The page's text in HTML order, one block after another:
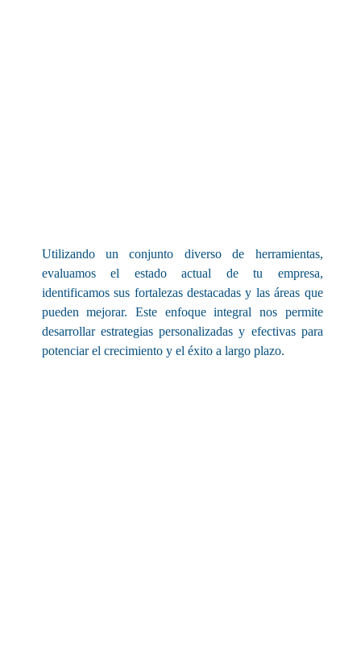
Utilizando un conjunto diverso de herramientas,
evaluamos el estado actual de tu empresa,
identificamos sus fortalezas destacadas y las áreas que
pueden mejorar. Este enfoque integral nos permite
desarrollar estrategias personalizadas y efectivas para
potenciar el crecimiento y el éxito a largo plazo.